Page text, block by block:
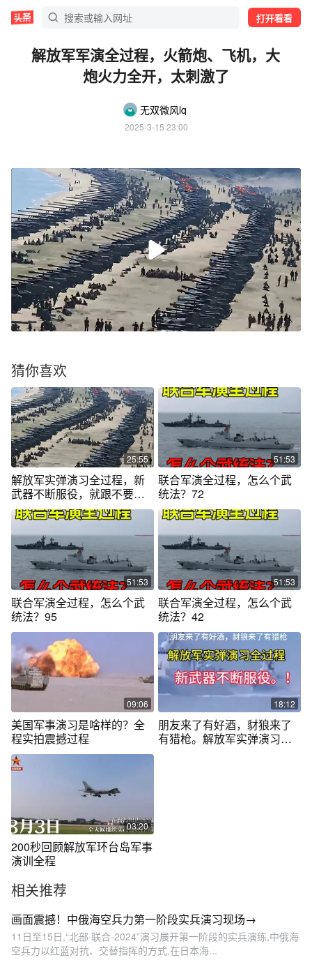
打开看看
解放军军演全过程，火箭炮、飞机，大
炮火力全开，太刺激了
无双微风lq
2025-3-15 23:00
猜你喜欢
25:55
解放军实弹演习全过程，新
武器不断服役，就跟不要钱
一样，太震撼
51:53
联合军演全过程，怎么个武
统法？72
51:53
联合军演全过程，怎么个武
统法？95
51:53
联合军演全过程，怎么个武
统法？42
09:06
美国军事演习是啥样的？全
程实拍震撼过程
18:12
朋友来了有好酒，豺狼来了
有猎枪。解放军实弹演习全
03:20
200秒回顾解放军环台岛军事
演训全程
相关推荐
画面震撼！中俄海空兵力第一阶段实兵演习现场→
11日至15日,“北部·联合-2024”演习展开第一阶段的实兵演练,中俄海
空兵力以红蓝对抗、交替指挥的方式,在日本海...